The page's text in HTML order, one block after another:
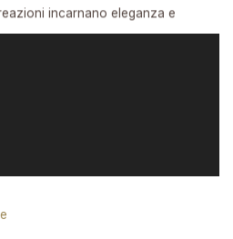
incarnano eleganza e